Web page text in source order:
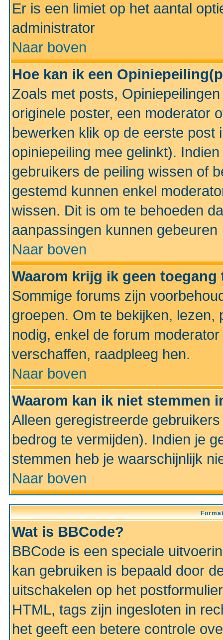
Er is een limiet op het aantal
administrator
Naar boven
Hoe kan ik een
Zoals met posts,
originele poster, een moderator
bewerken klik op de eerste post
opiniepeiling mee gelinkt).
gebruikers de peiling wissen of
gestemd kunnen enkel
wissen. Dit is om te behoeden
aanpassingen kunnen gebeuren
Naar boven
Waarom krijg ik geen
Sommige forums zijn
groepen. Om te bekijken, lezen,
nodig, enkel de forum
verschaffen, raadpleeg hen.
Naar boven
Waarom kan ik niet stemmen
Alleen geregistreerde
bedrog te vermijden). Indien je
stemmen heb je waarschijnlijk
Naar boven
Wat is BBCode?
BBCode is een speciale
kan gebruiken is bepaald door
uitschakelen op het
HTML, tags zijn ingesloten in
het geeft een betere controle